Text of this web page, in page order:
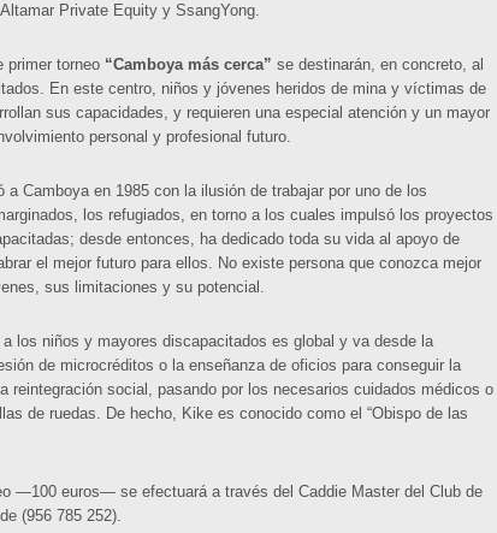
Private Equity y SsangYong.
primer torneo “Camboya más cerca” se destinarán, en concreto, al
En este centro, niños y jóvenes heridos de mina y víctimas de
sus capacidades, y requieren una especial atención y un mayor
personal y profesional futuro.
a Camboya en 1985 con la ilusión de trabajar por uno de los
los refugiados, en torno a los cuales impulsó los proyectos
desde entonces, ha dedicado toda su vida al apoyo de
el mejor futuro para ellos. No existe persona que conozca mejor
sus limitaciones y su potencial.
a los niños y mayores discapacitados es global y va desde la
de microcréditos o la enseñanza de oficios para conseguir la
reintegración social, pasando por los necesarios cuidados médicos o
de ruedas. De hecho, Kike es conocido como el “Obispo de las
—100 euros— se efectuará a través del Caddie Master del Club de
(956 785 252).